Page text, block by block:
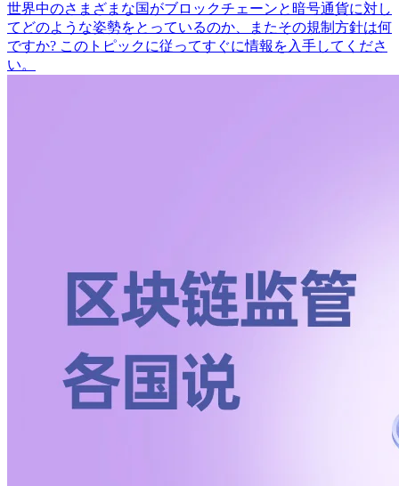
世界中のさまざまな国がブロックチェーンと暗号通貨に対し
てどのような姿勢をとっているのか、またその規制方針は何
ですか? このトピックに従ってすぐに情報を入手してくださ
い。